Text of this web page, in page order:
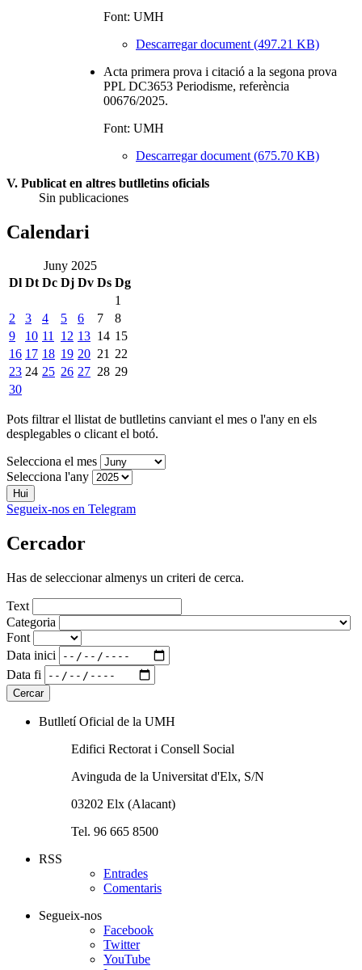
Font: UMH
Descarregar document (497.21 KB)
Acta primera prova i citació a la segona prova
PPL DC3653 Periodisme, referència
00676/2025.
Font: UMH
Descarregar document (675.70 KB)
V. Publicat en altres butlletins oficials
Sin publicaciones
Calendari
Juny 2025
Dl Dt Dc Dj Dv Ds Dg
1
2
3 4 5 6 7
8
9
10 11 12 13 14 15
16 17 18 19 20 21 22
23 24 25 26 27 28 29
30
Pots filtrar el llistat de butlletins canviant el mes o l'any en els
desplegables o clicant el botó.
Selecciona el mes
Selecciona l'any
Hui
Segueix-nos en Telegram
Cercador
Has de seleccionar almenys un criteri de cerca.
Text
Categoria
Font
Data inici
Data fi
Butlletí Oficial de la UMH
Edifici Rectorat i Consell Social
Avinguda de la Universitat d'Elx, S/N
03202 Elx (Alacant)
Tel. 96 665 8500
RSS
Entrades
Comentaris
Segueix-nos
Facebook
Twitter
YouTube